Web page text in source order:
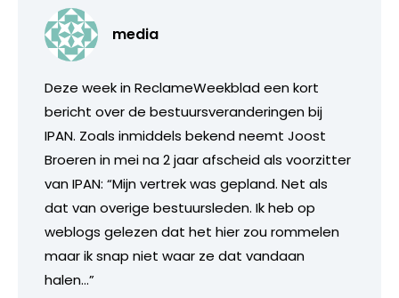
media
Deze week in ReclameWeekblad een kort
bericht over de bestuursveranderingen bij
IPAN. Zoals inmiddels bekend neemt Joost
Broeren in mei na 2 jaar afscheid als voorzitter
van IPAN: “Mijn vertrek was gepland. Net als
dat van overige bestuursleden. Ik heb op
weblogs gelezen dat het hier zou rommelen
maar ik snap niet waar ze dat vandaan
halen…”